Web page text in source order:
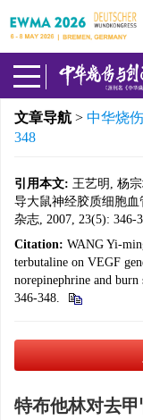
文章导航 > 中华烧
348
引用本文: 王艺明, 杨
导大鼠神经胶质细胞
杂志, 2007, 23(5): 346-
Citation: WANG Yi-
terbutaline on VEGF
norepinephrine and
346-348.
特布他林对去